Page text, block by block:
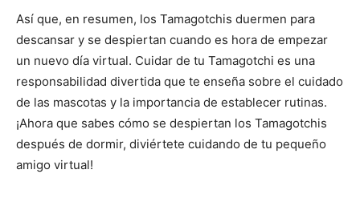
Así que, en resumen, los Tamagotchis duermen para
descansar y se despiertan cuando es hora de empezar
un nuevo día virtual. Cuidar de tu Tamagotchi es una
responsabilidad divertida que te enseña sobre el cuidado
de las mascotas y la importancia de establecer rutinas.
¡Ahora que sabes cómo se despiertan los Tamagotchis
después de dormir, diviértete cuidando de tu pequeño
amigo virtual!